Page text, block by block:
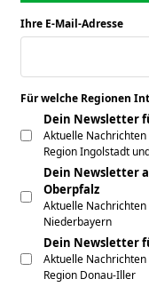
Ihre E-Mail-Adresse
Für welche Regionen
Dein Newsletter
Aktuelle
Region Ingolstadt
Dein Newsletter
Oberpfalz
Aktuelle
Niederbayern
Dein Newsletter
Aktuelle
Region Donau-Iller